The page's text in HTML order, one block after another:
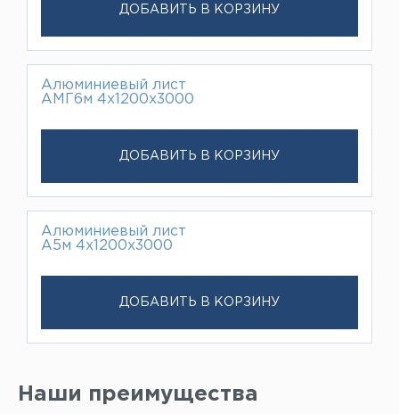
ДОБАВИТЬ В КОРЗИНУ
Алюминиевый лист
АМГ6м 4х1200х3000
ДОБАВИТЬ В КОРЗИНУ
Алюминиевый лист
А5м 4х1200х3000
ДОБАВИТЬ В КОРЗИНУ
Наши преимущества